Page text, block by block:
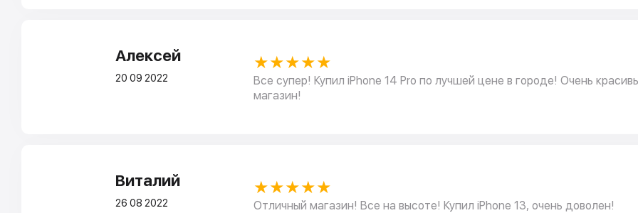
Алексей
20 09 2022
★★★★★
Все супер! Купил iPhone 14 Pro по лучшей цене в городе! Очень
магазин!
Виталий
26 08 2022
★★★★★
Отличный магазин! Все на высоте! Купил iPhone 13, очень доволен!